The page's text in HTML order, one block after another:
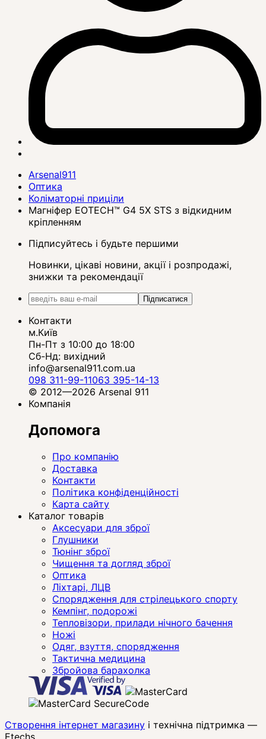
Arsenal911
Оптика
Коліматорні приціли
Магніфер EOTECH™ G4 5X STS з відкидним
кріпленням
Підписуйтесь і будьте першими
Новинки, цікаві новини, акції і розпродажі,
знижки та рекомендації
Підписатися
Контакти
м.Київ
Пн-Пт з 10:00 до 18:00
Сб-Нд: вихідний
info@arsenal911.com.ua
098 311-99-11063 395-14-13
© 2012—2026 Arsenal 911
Компанія
Допомога
Про компанію
Доставка
Контакти
Політика конфіденційності
Карта сайту
Каталог товарів
Аксесуари для зброї
Глушники
Тюнінг зброї
Чищення та догляд зброї
Оптика
Ліхтарі, ЛЦВ
Спорядження для стрілецького спорту
Кемпінг, подорожі
Тепловізори, прилади нічного бачення
Ножі
Одяг, взуття, спорядження
Тактична медицина
Збройова барахолка
Створення інтернет магазину і технічна підтримка —